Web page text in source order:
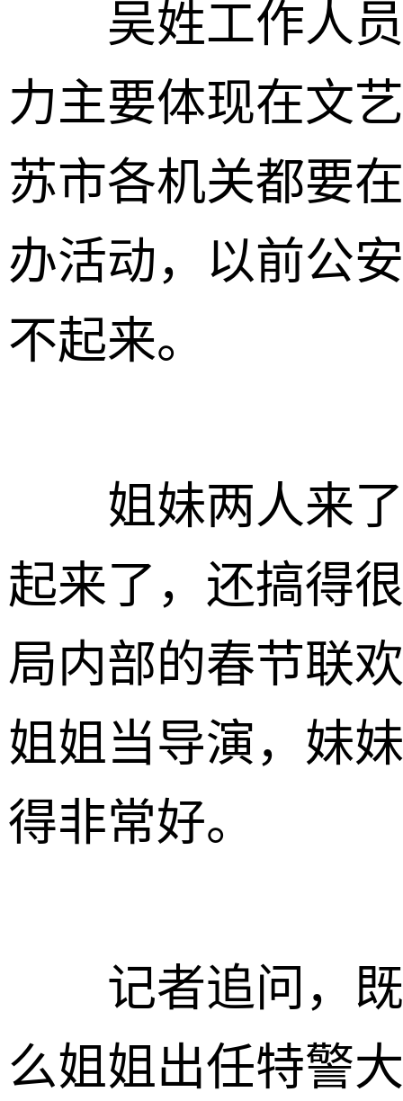
吴姓工作人员
力主要体现在文
苏市各机关都要
办活动，以前公
不起来。
姐妹两人来了
起来了，还搞得
局内部的春节联
姐姐当导演，妹
得非常好。
记者追问，既
么姐姐出任特警